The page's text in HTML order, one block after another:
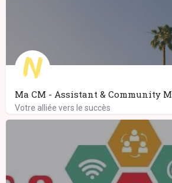
Ma CM - Assistant & Community
Votre alliée vers le succès